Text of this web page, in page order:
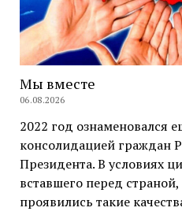
Мы вместе
06.08.2026
2022 год ознаменовался
консолидацией граждан
Президента. В условиях
вставшего перед
проявились такие